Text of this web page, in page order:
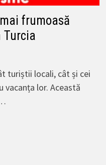
frumoasă
Turcia
turiștii locali, cât și cei
vacanța lor. Această